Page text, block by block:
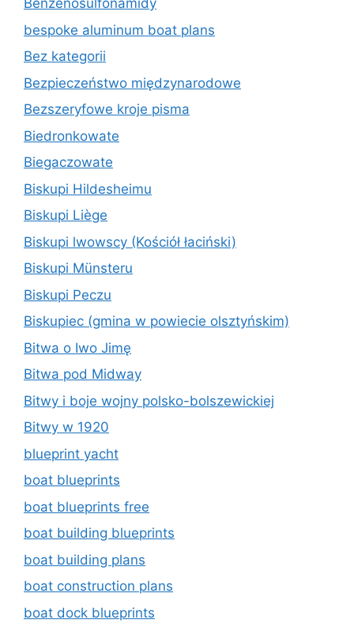
Benzenosulfonamidy
bespoke aluminum boat plans
Bez kategorii
Bezpieczeństwo międzynarodowe
Bezszeryfowe kroje pisma
Biedronkowate
Biegaczowate
Biskupi Hildesheimu
Biskupi Liège
Biskupi lwowscy (Kościół łaciński)
Biskupi Münsteru
Biskupi Peczu
Biskupiec (gmina w powiecie olsztyńskim)
Bitwa o Iwo Jimę
Bitwa pod Midway
Bitwy i boje wojny polsko-bolszewickiej
Bitwy w 1920
blueprint yacht
boat blueprints
boat blueprints free
boat building blueprints
boat building plans
boat construction plans
boat dock blueprints